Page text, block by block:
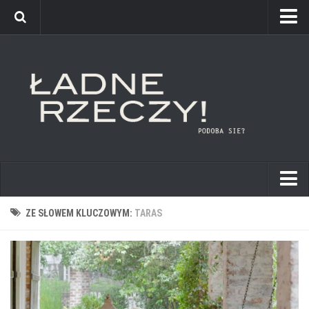
kuchnie
pokoje dziecięce
sypialnie
ZE SŁOWEM KLUCZOWYM: TARAS